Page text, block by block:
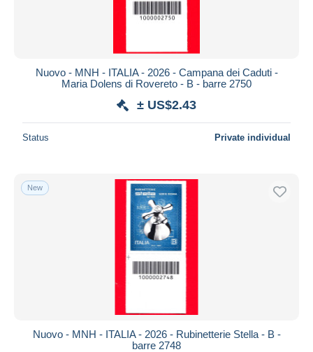
Nuovo - MNH - ITALIA - 2026 - Campana dei Caduti -
Maria Dolens di Rovereto - B - barre 2750
± US$2.43
Status Private individual
New
Nuovo - MNH - ITALIA - 2026 - Rubinetterie Stella - B -
barre 2748